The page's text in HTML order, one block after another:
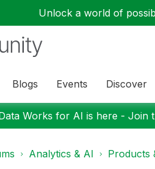
Unlock a world of
Blogs Events Discover
Works for AI is here - Join
Analytics & AI Products